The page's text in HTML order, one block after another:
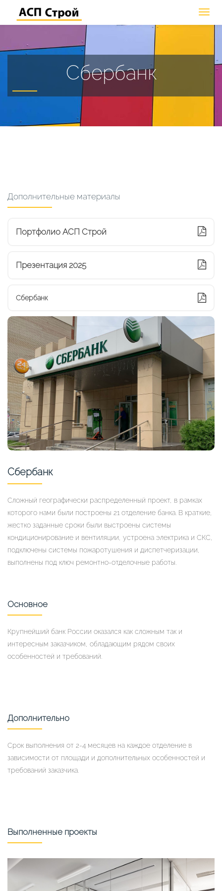
Сбербанк
Дополнительные материалы
Портфолио АСП Строй
Презентация 2025
Сбербанк
Сбербанк
Сложный географически распределенный проект, в рамках
которого нами были построены 21 отделение банка. В краткие,
жестко заданные сроки были выстроены системы
кондиционирование и вентиляции, устроена электрика и СКС,
подключены системы пожаротушения и диспетчеризации,
выполнены под ключ ремонтно-отделочные работы.
Основное
Крупнейший банк России оказался как сложным так и
интересным заказчиком, обладающим рядом своих
особенностей и требований.
Дополнительно
Срок выполнения от 2-4 месяцев на каждое отделение в
зависимости от площади и дополнительных особенностей и
требований заказчика.
Выполненные проекты